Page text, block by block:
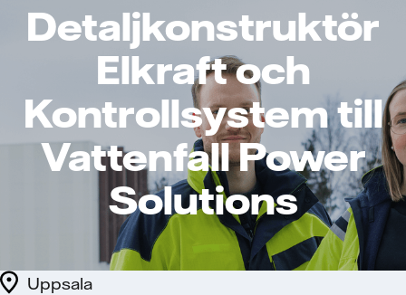
Detaljkonstruktör
Elkraft och
Kontrollsystem till
Vattenfall Power
Solutions
Uppsala